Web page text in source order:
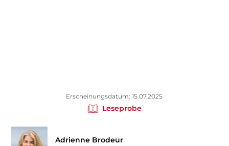
Erscheinungsdatum: 15.07.2025
Leseprobe
Adrienne Brodeur